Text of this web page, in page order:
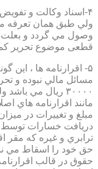
۴-اسناد وكالت و
ولي طبق همان تعرفه
وصول مي گردد و بعلت
قطعی موضوع تحریر
۵- اقرارنامه ها ، اين
مسائل مالي نبوده و
۳۰۰۰۰ ريال مي
مانند اقرارنامه هاي
مبلغ و تغييرات در
دريافت خسارات توسط
ترابري و غيره كه مقر
حق خود را اسقاط مي
حقوق در قالب